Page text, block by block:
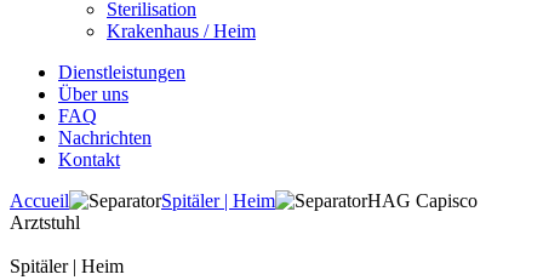
Sterilisation
Krakenhaus / Heim
Dienstleistungen
Über uns
FAQ
Nachrichten
Kontakt
Accueil
Spitäler | Heim
HAG Capisco
Arztstuhl
Spitäler | Heim